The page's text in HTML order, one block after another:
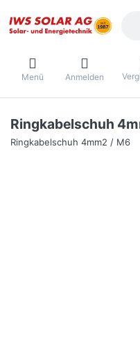
Menü Anmelden
Ringkabelschuh
Ringkabelschuh 4mm2 / M6